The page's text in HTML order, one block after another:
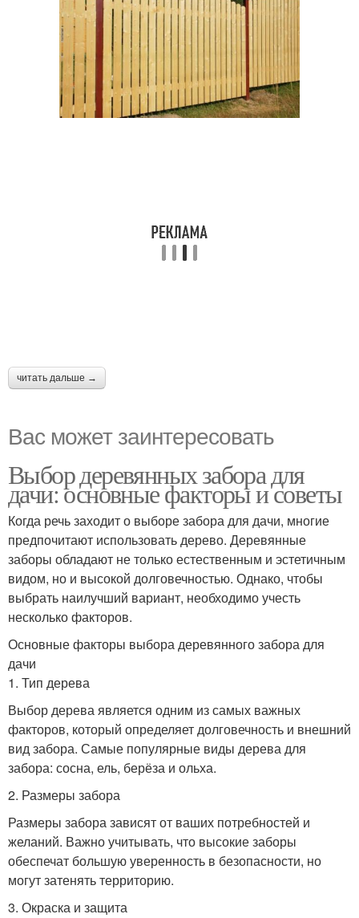
читать дальше →
Вас может заинтересовать
Выбор деревянных забора для
дачи: основные факторы и советы
Когда речь заходит о выборе забора для дачи, многие
предпочитают использовать дерево. Деревянные
заборы обладают не только естественным и эстетичным
видом, но и высокой долговечностью. Однако, чтобы
выбрать наилучший вариант, необходимо учесть
несколько факторов.
Основные факторы выбора деревянного забора для
дачи
1. Тип дерева
Выбор дерева является одним из самых важных
факторов, который определяет долговечность и внешний
вид забора. Самые популярные виды дерева для
забора: сосна, ель, берёза и ольха.
2. Размеры забора
Размеры забора зависят от ваших потребностей и
желаний. Важно учитывать, что высокие заборы
обеспечат большую уверенность в безопасности, но
могут затенять территорию.
3. Окраска и защита